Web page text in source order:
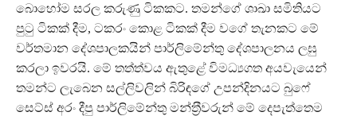
බොහෝම සරල කරුණු ටිකකට. තමන්ගේ ශාඛා සමිතියට
පුටු ටිකක් දීම, ටකරං කොළ ටිකක් දීම වගේ තැනකට මේ
වර්තමාන දේශපාලකයින් පාර්ලිමේන්තු දේශපාලනය ලඝු
කරලා ඉවරයි. මේ තත්ත්වය ඇතුළේ විමධ්‍යගත අයවැයෙන්
තමන්ට ලැබෙන සල්ලිවලින් බිරිඳගේ උපන්දිනයට බුෆේ
සෙට්ස් අරං දීපු පාර්ලිමේන්තු මන්ත‍්‍රීවරුන් මේ දෙපැත්තෙම